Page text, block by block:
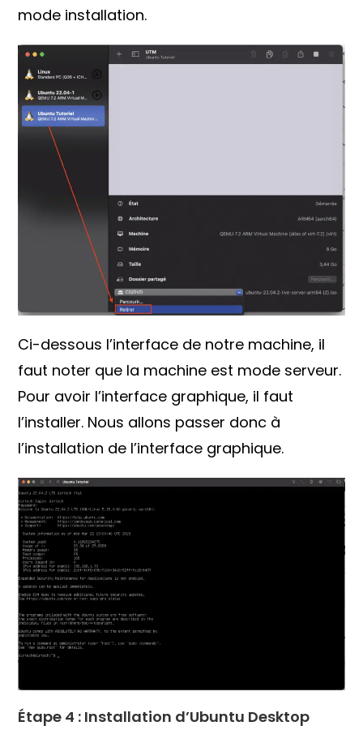
mode installation.
Ci-dessous l’interface de notre machine, il
faut noter que la machine est mode serveur.
Pour avoir l’interface graphique, il faut
l’installer. Nous allons passer donc à
l’installation de l’interface graphique.
Étape 4 : Installation d’Ubuntu Desktop